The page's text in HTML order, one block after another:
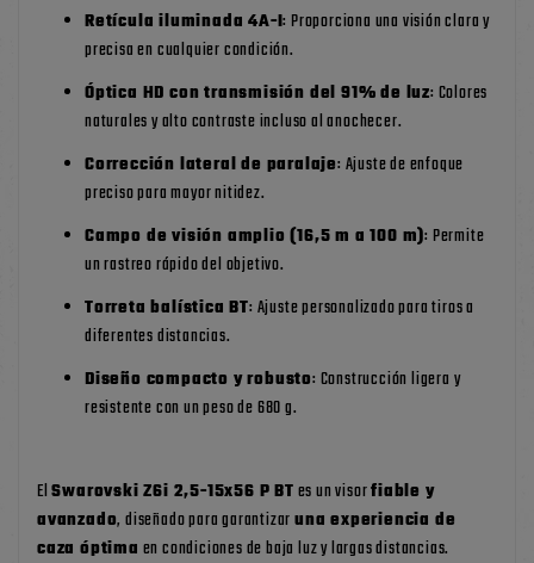
Retícula iluminada 4A-I: Proporciona una visión clara y
precisa en cualquier condición.
Óptica HD con transmisión del 91% de luz: Colores
naturales y alto contraste incluso al anochecer.
Corrección lateral de paralaje: Ajuste de enfoque
preciso para mayor nitidez.
Campo de visión amplio (16,5 m a 100 m): Permite
un rastreo rápido del objetivo.
Torreta balística BT: Ajuste personalizado para tiros a
diferentes distancias.
Diseño compacto y robusto: Construcción ligera y
resistente con un peso de 680 g.
ElSwarovski Z6i 2,5-15x56 P BTes un visorfiable y
avanzado, diseñado para garantizaruna experiencia de
caza óptima en condiciones de baja luz y largas distancias.